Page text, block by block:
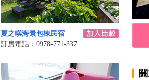
夏之嶼海景包棟民宿
訂房電話：0978-771-337